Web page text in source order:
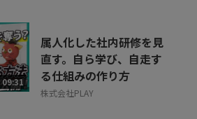
09:31
属人化した社内研修を見
直す。自ら学び、自走す
る仕組みの作り方
株式会社PLAY